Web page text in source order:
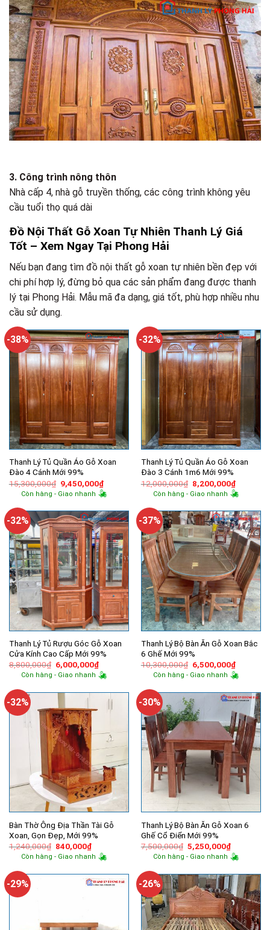
3. Công trình nông thôn
Nhà cấp 4, nhà gỗ truyền thống, các công trình không yêu
cầu tuổi thọ quá dài
Đồ Nội Thất Gỗ Xoan Tự Nhiên Thanh Lý Giá
Tốt – Xem Ngay Tại Phong Hải
Nếu bạn đang tìm đồ nội thất gỗ xoan tự nhiên bền đẹp với
chi phí hợp lý, đừng bỏ qua các sản phẩm đang được thanh
lý tại Phong Hải. Mẫu mã đa dạng, giá tốt, phù hợp nhiều nhu
cầu sử dụng.
-38%
Thanh Lý Tủ Quần Áo Gỗ Xoan
Đào 4 Cánh Mới 99%
15,300,000₫ Giá
gốc
là:
9,450,000₫Giá
hiện
tại
9,450,000₫.
Còn hàng - Giao nhanh
-32%
Thanh Lý Tủ Quần Áo Gỗ Xoan
Đào 3 Cánh 1m6 Mới 99%
12,000,000₫ Giá
gốc
là:
8,200,000₫Giá
hiện
tại
Còn hàng - Giao nhanh
-32%
Thanh Lý Tủ Rượu Góc Gỗ Xoan
Cửa Kính Cao Cấp Mới 99%
8,800,000₫ Giá
gốc
là:
6,000,000₫Giá
hiện
tại
6,000,000₫.
Còn hàng - Giao nhanh
-37%
Thanh Lý Bộ Bàn Ăn Gỗ Xoan Bắc
6 Ghế Mới 99%
10,300,000₫ Giá
gốc
là:
6,500,000₫Giá
hiện
tại
Còn hàng - Giao nhanh
-32%
Bàn Thờ Ông Địa Thần Tài Gỗ
Xoan, Gọn Đẹp, Mới 99%
1,240,000₫ Giá
gốc
là:
840,000₫Giá
hiện
tại
840,000₫.
Còn hàng - Giao nhanh
-30%
Thanh Lý Bộ Bàn Ăn Gỗ Xoan 6
Ghế Cổ Điển Mới 99%
7,500,000₫ Giá
gốc
là:
5,250,000₫Giá
hiện
tại
Còn hàng - Giao nhanh
-29% -26%